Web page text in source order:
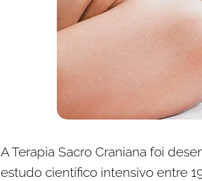
A Terapia Sacro Craniana foi
estudo científico intensivo entre